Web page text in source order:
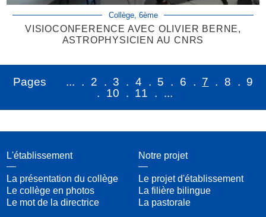
Collège, 6ème
VISIOCONFERENCE AVEC OLIVIER BERNE,
ASTROPHYSICIEN AU CNRS
2 3 4 5 6 7 8
9
10
11
L'établissement
La présentation du collège
Le collège en photos
Le mot de la directrice
Notre projet
Le projet d'établissement
La filière bilingue
La pastorale